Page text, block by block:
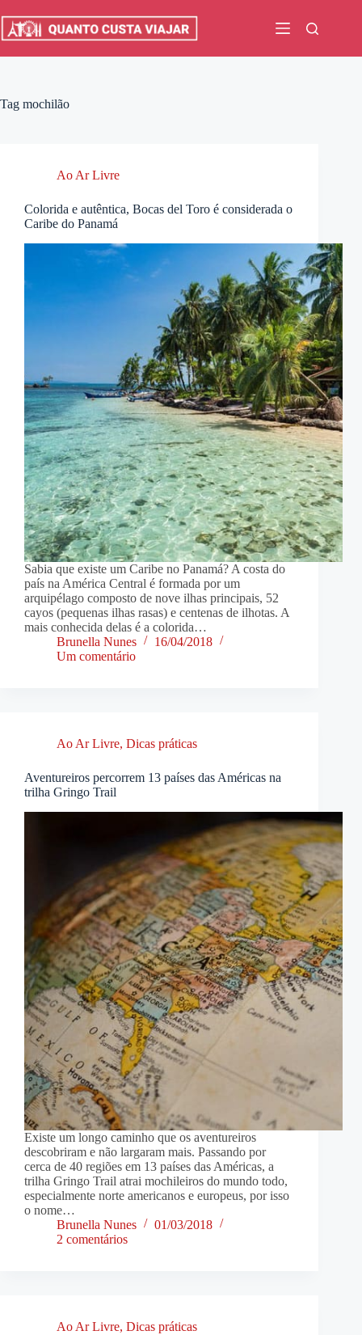
para
Tag mochilão
Ao Ar Livre
Colorida e autêntica, Bocas del Toro é considerada o
Caribe do Panamá
Sabia que existe um Caribe no Panamá? A costa do
país na América Central é formada por um
arquipélago composto de nove ilhas principais, 52
cayos (pequenas ilhas rasas) e centenas de ilhotas. A
mais conhecida delas é a colorida…
Brunella Nunes
16/04/2018
Um comentário
Ao Ar Livre, Dicas práticas
Aventureiros percorrem 13 países das Américas na
trilha Gringo Trail
Existe um longo caminho que os aventureiros
descobriram e não largaram mais. Passando por
cerca de 40 regiões em 13 países das Américas, a
trilha Gringo Trail atrai mochileiros do mundo todo,
especialmente norte americanos e europeus, por isso
o nome…
Brunella Nunes
01/03/2018
2 comentários
Ao Ar Livre, Dicas práticas